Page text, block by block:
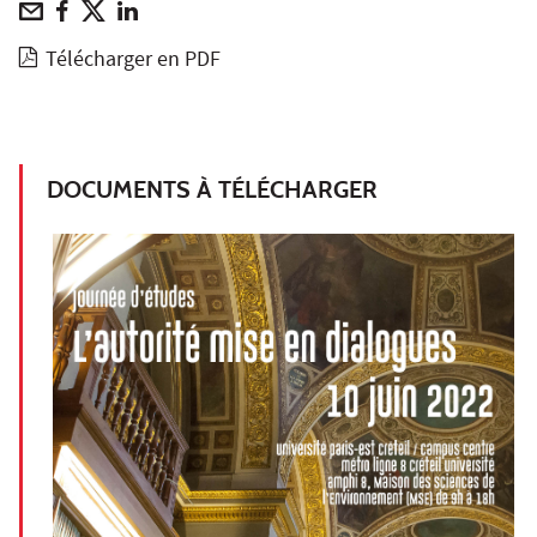
Télécharger en PDF
DOCUMENTS À TÉLÉCHARGER